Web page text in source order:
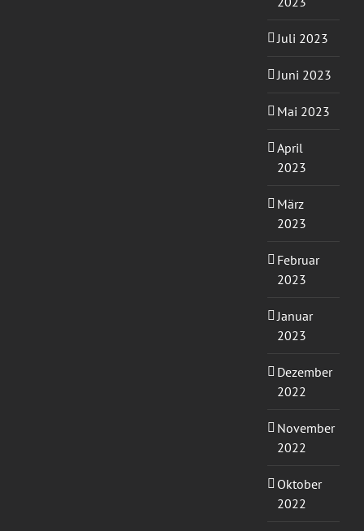
Juli 2023
Juni 2023
Mai 2023
April
2023
März
2023
Februar
2023
Januar
2023
Dezember
2022
November
2022
Oktober
2022